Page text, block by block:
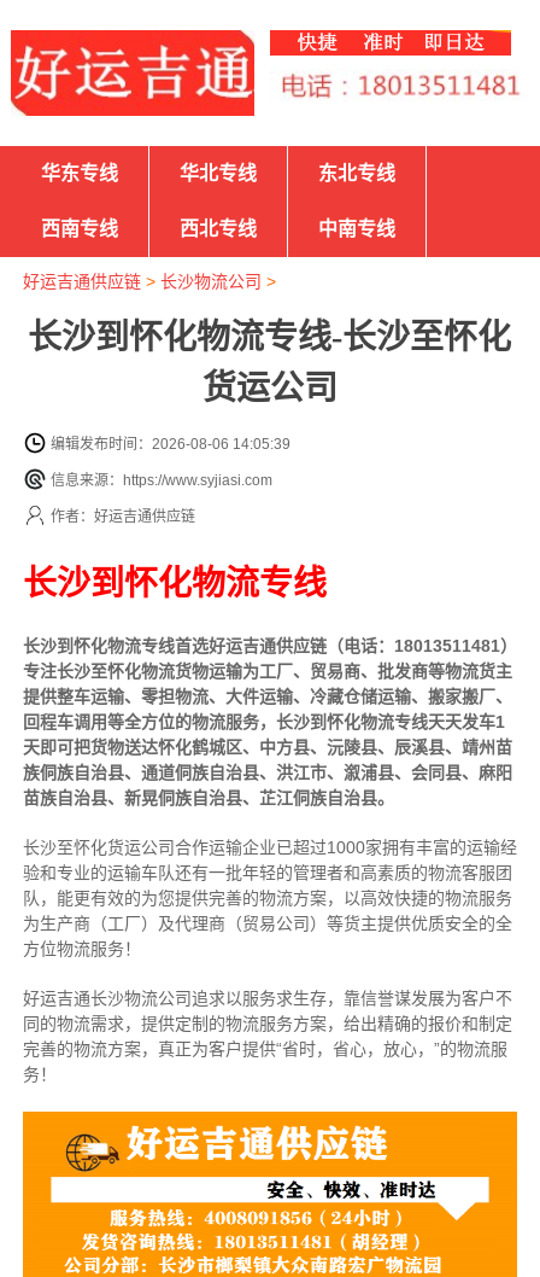
华东专线 华北专线 东北专线
西南专线 西北专线 中南专线
好运吉通供应链> 长沙物流公司 >
长沙到怀化物流专线-长沙至怀化
货运公司
编辑发布时间：2026-08-06 14:05:39
信息来源：https://www.syjiasi.com
作者：好运吉通供应链
长沙到怀化物流专线
长沙到怀化物流专线首选好运吉通供应链（电话：18013511481）
专注长沙至怀化物流货物运输为工厂、贸易商、批发商等物流货主
提供整车运输、零担物流、大件运输、冷藏仓储运输、搬家搬厂、
回程车调用等全方位的物流服务，长沙到怀化物流专线天天发车1
天即可把货物送达怀化鹤城区、中方县、沅陵县、辰溪县、靖州苗
族侗族自治县、通道侗族自治县、洪江市、溆浦县、会同县、麻阳
苗族自治县、新晃侗族自治县、芷江侗族自治县。
长沙至怀化货运公司合作运输企业已超过1000家拥有丰富的运输经
验和专业的运输车队还有一批年轻的管理者和高素质的物流客服团
队，能更有效的为您提供完善的物流方案，以高效快捷的物流服务
为生产商（工厂）及代理商（贸易公司）等货主提供优质安全的全
方位物流服务！
好运吉通长沙物流公司追求以服务求生存，靠信誉谋发展为客户不
同的物流需求，提供定制的物流服务方案，给出精确的报价和制定
完善的物流方案，真正为客户提供“省时，省心，放心，”的物流服
务！